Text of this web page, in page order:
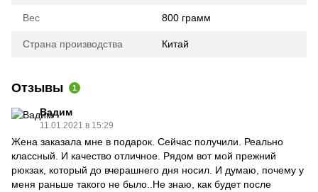
Вес 800 грамм
Страна производства Китай
Отзывы 1
Вадим
11.01.2021 в 15:29
Жена заказала мне в подарок. Сейчас получили. Реально
классный. И качество отличное. Рядом вот мой прежний
рюкзак, который до вчерашнего дня носил. И думаю, почему у
меня раньше такого не было..Не знаю, как будет после